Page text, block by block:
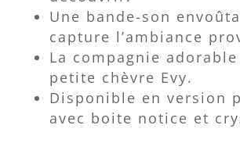
Une bande-son
capture l’ambiance
La compagnie
petite chèvre Evy.
Disponible en version
avec boite notice et